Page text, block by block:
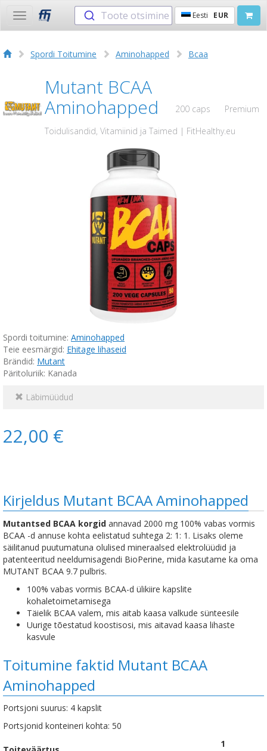
Toggle
navigation
Toote otsimine Eesti EUR
Spordi Toitumine Aminohapped Bcaa
Mutant BCAA
Aminohapped
200 caps
Premium
Toidulisandid, Vitamiinid ja Taimed | FitHealthy.eu
Spordi toitumine: Aminohapped
Teie eesmärgid: Ehitage lihaseid
Brändid: Mutant
Päritoluriik: Kanada
Läbimüüdud
22,00 €
Kirjeldus Mutant BCAA Aminohapped
Mutantsed BCAA korgid annavad 2000 mg 100% vabas vormis
BCAA -d annuse kohta eelistatud suhtega 2: 1: 1. Lisaks oleme
säilitanud puutumatuna olulised mineraalsed elektrolüüdid ja
patenteeritud neeldumisagendi BioPerine, mida kasutame ka oma
MUTANT BCAA 9.7 pulbris.
100% vabas vormis BCAA-d ülikiire kapslite
kohaletoimetamisega
Täielik BCAA valem, mis aitab kaasa valkude sünteesile
Uurige tõestatud koostisosi, mis aitavad kaasa lihaste
kasvule
Toitumine faktid Mutant BCAA
Aminohapped
Portsjoni suurus: 4 kapslit
Portsjonid konteineri kohta: 50
1